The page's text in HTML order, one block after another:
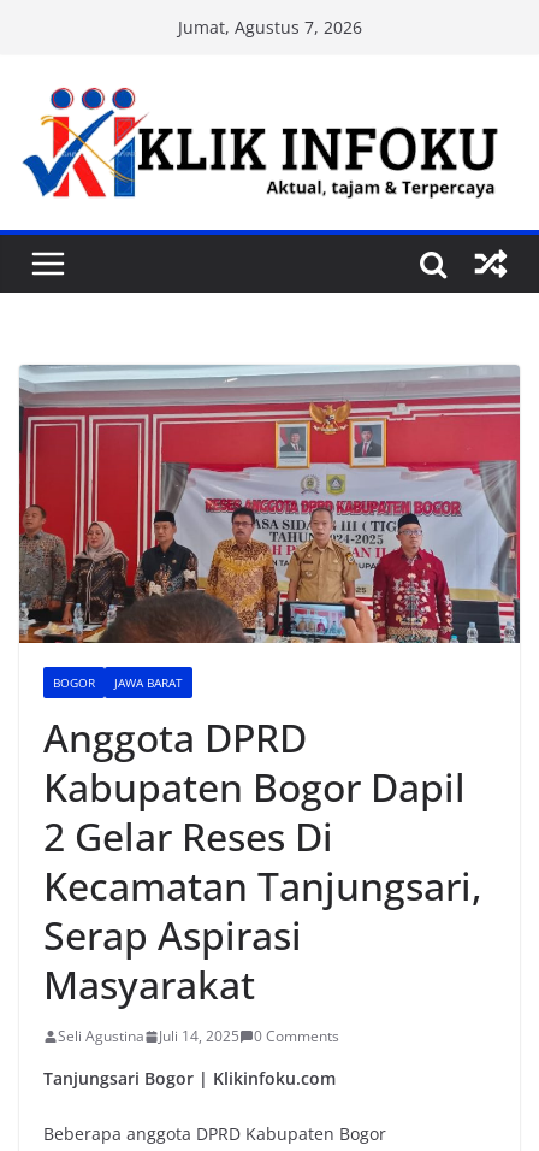
content
Jumat, Agustus 7, 2026
BOGOR JAWA BARAT
Anggota DPRD
Kabupaten Bogor Dapil
2 Gelar Reses Di
Kecamatan Tanjungsari,
Serap Aspirasi
Masyarakat
Seli Agustina Juli 14, 2025 0 Comments
Tanjungsari Bogor | Klikinfoku.com
Beberapa anggota DPRD Kabupaten Bogor